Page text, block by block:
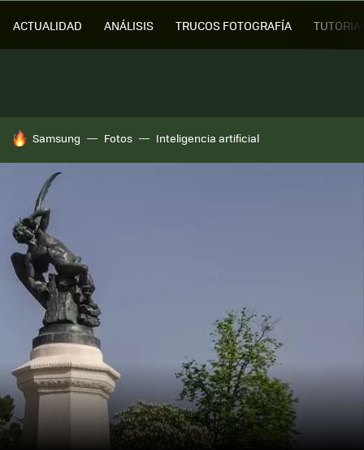
ACTUALIDAD ANÁLISIS TRUCOS FOTOGRAFÍA
HOY SE HABLA DE
Samsung Fotos Inteligencia artificial